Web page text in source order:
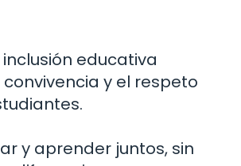
educativa
y el respeto
y aprender juntos, sin